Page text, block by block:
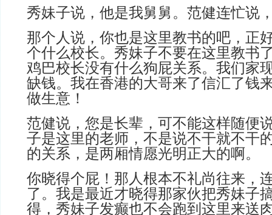
秀妹子说，他是我舅舅。范健连忙说
那个人说，你也是这里教书的吧，正
个什么校长。秀妹子不要在这里教书
鸡巴校长没有什么狗屁关系。我们家
缺钱。我在香港的大哥来了信汇了钱
做生意！
范健说，您是长辈，可不能这样随便
子是这里的老师，不是说不干就不干
的关系，是两厢情愿光明正大的啊。
你晓得个屁！那人根本不礼尚往来，
了。我是最近才晓得那家伙把秀妹子
得，秀妹子发癫也不会跑到这里来送